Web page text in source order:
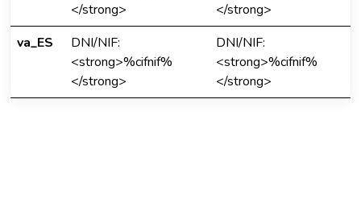
</strong>
</strong>
va_ES
DNI/NIF:
<strong>%cifnif%
</strong>
DNI/NIF:
<strong>%cifnif%
</strong>